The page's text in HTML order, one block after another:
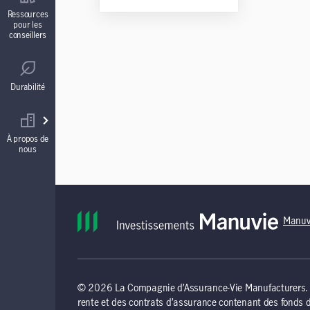
Ressources
pour les
conseillers
Durabilité
À propos de
nous
© 2026 La Compagnie d’Assurance-Vie
rente et des contrats d’assurance contenant des